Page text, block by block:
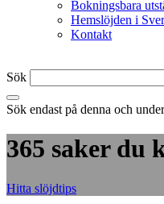
Bokningsbara
Hemslöjden i
Kontakt
Sök
Sök endast på denna och
365 saker du
Hitta slöjdtips